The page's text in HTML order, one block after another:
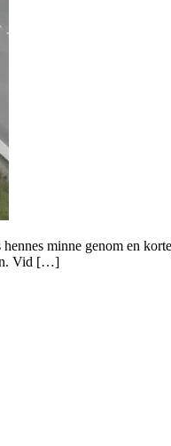
minne genom en
Vid […]